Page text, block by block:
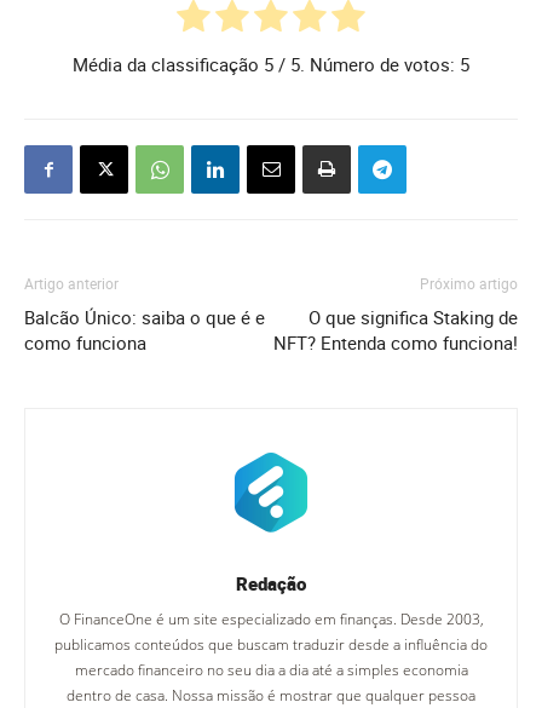
Média da classificação 5 / 5. Número de votos: 5
Artigo anterior
Balcão Único: saiba o que é e
como funciona
Próximo artigo
O que significa Staking de
NFT? Entenda como funciona!
Redação
O FinanceOne é um site especializado em finanças. Desde 2003,
publicamos conteúdos que buscam traduzir desde a influência do
mercado financeiro no seu dia a dia até a simples economia
dentro de casa. Nossa missão é mostrar que qualquer pessoa